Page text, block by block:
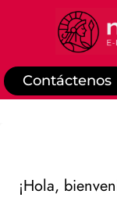
Contáctenos
¡Hola,